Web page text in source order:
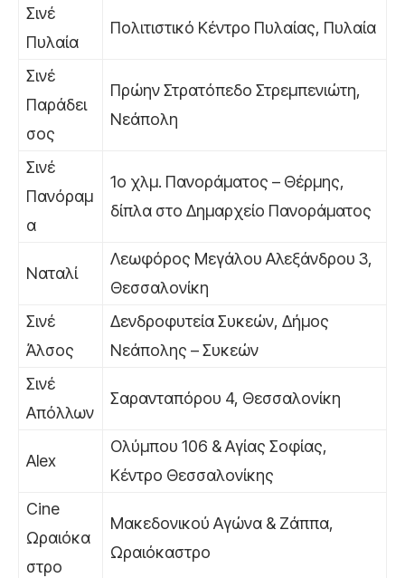
Σινέ
Πυλαία
Πολιτιστικό Κέντρο Πυλαίας, Πυλαία
Σινέ
Παράδει
σος
Πρώην Στρατόπεδο Στρεμπενιώτη,
Νεάπολη
Σινέ
Πανόραμ
α
1ο χλμ. Πανοράματος – Θέρμης,
δίπλα στο Δημαρχείο Πανοράματος
Ναταλί
Λεωφόρος Μεγάλου Αλεξάνδρου 3,
Θεσσαλονίκη
Σινέ
Άλσος
Δενδροφυτεία Συκεών, Δήμος
Νεάπολης – Συκεών
Σινέ
Απόλλων
Σαρανταπόρου 4, Θεσσαλονίκη
Alex
Ολύμπου 106 & Αγίας Σοφίας,
Κέντρο Θεσσαλονίκης
Cine
Ωραιόκα
στρο
Μακεδονικού Αγώνα & Ζάππα,
Ωραιόκαστρο